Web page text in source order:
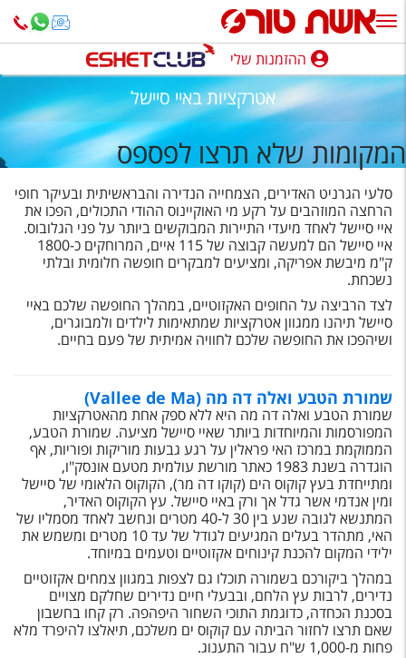
ההזמנות שלי
נופש בארץ
חופשה לפי סגנון
מלונות באילת
טיולים מאורגנים
סגנונות טיול
חבילות נופש
הרגע האחרון
טיסות לחו"ל
מלונות בחו"ל
Русский
קרוז
מגזין אשת
שירות לקוחות
טופס צור קשר
ההזמנות שלי
אטרקציות באיי סיישל
המקומות שלא תרצו לפספס
סלעי הגרניט האדירים, הצמחייה הנדירה והבראשיתית ובעיקר חופי
הרחצה המוזהבים על רקע מי האוקיינוס ההודי התכולים, הפכו את
איי סיישל לאחד מיעדי התיירות המבוקשים ביותר על פני הגלובוס.
איי סיישל הם למעשה קבוצה של 115 איים, המרוחקים כ-1800
ק"מ מיבשת אפריקה, ומציעים למבקרים חופשה חלומית ובלתי
נשכחת.
לצד הרביצה על החופים האקזוטיים, במהלך החופשה שלכם באיי
סיישל תיהנו ממגוון אטרקציות שמתאימות לילדים ולמבוגרים,
ושיהפכו את החופשה שלכם לחוויה אמיתית של פעם בחיים.
שמורת הטבע ואלה דה מה (Vallee de Ma)
שמורת הטבע ואלה דה מה היא ללא ספק אחת מהאטרקציות
המפורסמות והמיוחדות ביותר שאיי סיישל מציעה. שמורת הטבע,
הממוקמת במרכז האי פראלין על רגע גבעות מוריקות ופוריות, אף
הוגדרה בשנת 1983 כאתר מורשת עולמית מטעם אונסק"ו,
ומתייחדת בעץ קוקוס הים (קוקו דה מר), הקוקוס הלאומי של סיישל
ומין אנדמי אשר גדל אך ורק באיי סיישל. עץ הקוקוס האדיר,
המתנשא לגובה שנע בין 30 ל-40 מטרים ונחשב לאחד מסמליו של
האי, מתהדר בעלים המגיעים לגודל של עד 10 מטרים ומשמש את
ילידי המקום להכנת קינוחים אקזוטיים וטעמים במיוחד.
במהלך ביקורכם בשמורה תוכלו גם לצפות במגוון צמחים אקזוטיים
נדירים, לרבות עץ הלחם, ובבעלי חיים נדירים שחלקם מצויים
בסכנת הכחדה, כדוגמת התוכי השחור היפהפה. רק קחו בחשבון
שאם תרצו לחזור הביתה עם קוקוס ים משלכם, תיאלצו להיפרד מלא
פחות מ-1,000 ש"ח עבור התענוג.